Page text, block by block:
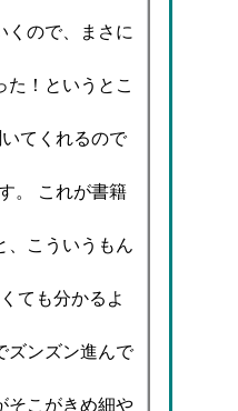
くので、まさに
た！というとこ
てくれるので
。 これが書籍
、こういうもん
ても分かるよ
ズンズン進んで
そこがきめ細や